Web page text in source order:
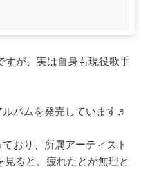
すが、実は自身も現役歌手
バムを発売しています♬
おり、所属アーティスト
ると、疲れたとか無理と